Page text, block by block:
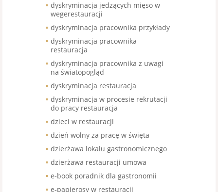
dyskryminacja jedzących mięso w
wegerestauracji
dyskryminacja pracownika przykłady
dyskryminacja pracownika
restauracja
dyskryminacja pracownika z uwagi
na światopogląd
dyskryminacja restauracja
dyskryminacja w procesie rekrutacji
do pracy restauracja
dzieci w restauracji
dzień wolny za pracę w święta
dzierżawa lokalu gastronomicznego
dzierżawa restauracji umowa
e-book poradnik dla gastronomii
e-papierosy w restauracji